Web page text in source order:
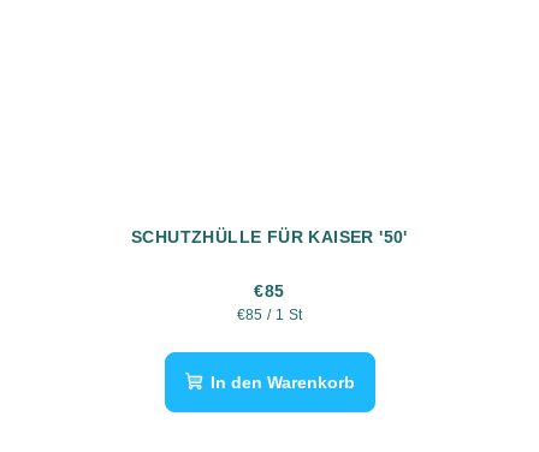
SCHUTZHÜLLE FÜR KAISER '50'
€85
Verkaufspreis:
€85 / 1 St
In den Warenkorb